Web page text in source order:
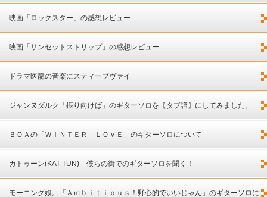
映画「ロックスター」の感想レビュー
映画「サンセットストリップ」の感想レビュー
ドラマ医龍の音楽にスティーブヴァイ
ジャンヌダルク「振り向けば」のギターソロを【タブ譜】にしてみました。
ＢＯＡの「ＷＩＮＴＥＲ ＬＯＶＥ」のギターソロについて
カトゥーン(KAT-TUN) 僕らの街でのギターソロを聞く！
モーニング娘。「Ａｍｂｉｔｉｏｕｓ！野心的でいいじゃん」のギターソロに